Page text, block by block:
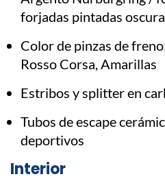
forjadas pintadas
Color de pinzas de
Rosso Corsa, Amarillas
Estribos y splitter en
Tubos de escape
deportivos
Interior